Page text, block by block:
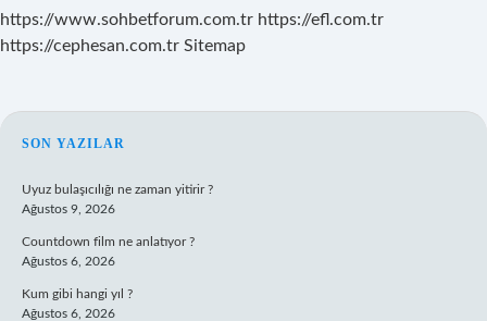
https://www.sohbetforum.com.tr https://efl.com.tr
https://cephesan.com.tr Sitemap
SIDEBAR
SON YAZILAR
Uyuz bulaşıcılığı ne zaman yitirir ?
Ağustos 9, 2026
Countdown film ne anlatıyor ?
Ağustos 6, 2026
Kum gibi hangi yıl ?
Ağustos 6, 2026